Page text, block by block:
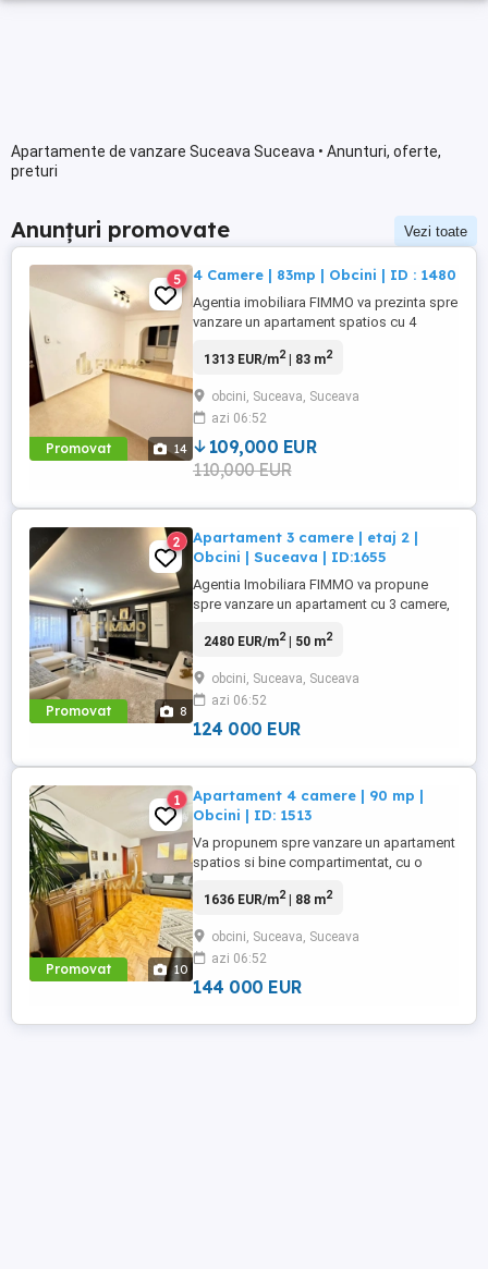
Apartamente de vanzare Suceava Suceava • Anunturi, oferte,
preturi
Anunțuri promovate Vezi toate
Promovat 14
5 4 Camere | 83mp | Obcini | ID : 1480
Agentia imobiliara FIMMO va prezinta spre
vanzare un apartament spatios cu 4
cartierul Obcini, intr-o zona linistita si bine
interes ndash; scoli, gradinite, magazine,
farmacii si mijloace de transport in
comun. Apartamentul ...
1313 EUR/m2| 83 m2
obcini, Suceava, Suceava
azi 06:52
109,000 EUR
110,000 EUR
Promovat 8
2
Apartament 3 camere | etaj 2 |
Obcini | Suceava | ID:1655
Agentia Imobiliara FIMMO va propune
spre vanzare un apartament cu 3 camere,
regim de inaltime P + 4 + Mansarda si
beneficiaza de o compartimentare
eficienta, reconceputa pentru a valorifica
optim spatiul, oferind zone ...
2480 EUR/m2| 50 m2
obcini, Suceava, Suceava
azi 06:52
124 000 EUR
Promovat 10
1
Apartament 4 camere | 90 mp |
Obcini | ID: 1513
Va propunem spre vanzare un apartament
spatios si bine compartimentat, cu o
situat la etajul 3 din 4, in cartierul Obcini,
punctele de interes. Apartamentul este
decomandat si dispune de o
compartimentare inteligenta, ...
1636 EUR/m2| 88 m2
obcini, Suceava, Suceava
azi 06:52
144 000 EUR